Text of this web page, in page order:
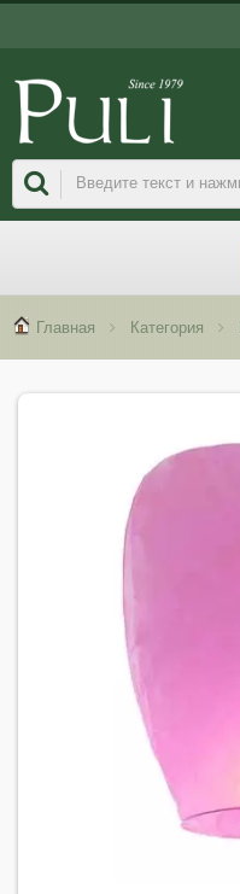
Главная Категория